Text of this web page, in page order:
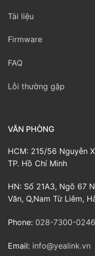
Tài liệu
Firmware
FAQ
Lỗi thường gặp
VĂN PHÒNG
HCM: 215/56 Nguyễn
TP. Hồ Chí Minh
HN: Số 21A3, Ngõ 67
Văn, Q,Nam Từ Liêm,
Phone: 028-7300-0246
Email: info@yealink.vn